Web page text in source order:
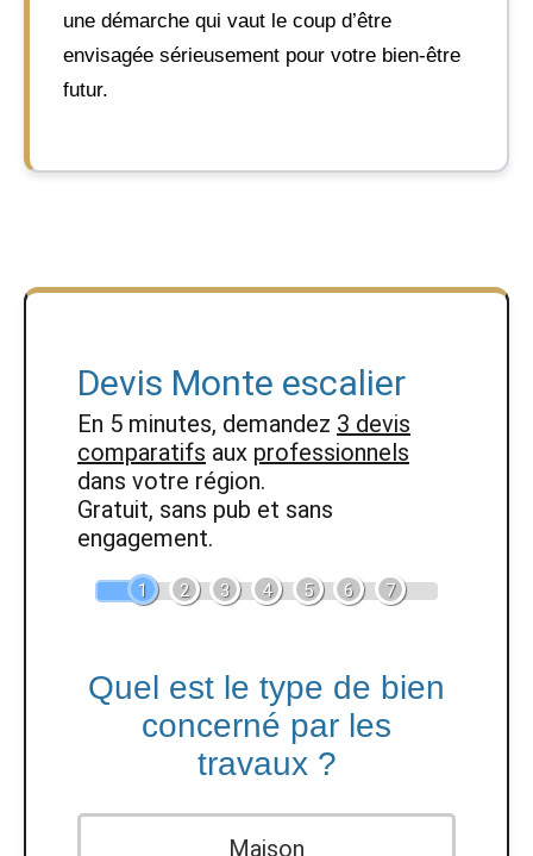
une démarche qui vaut le coup d’être
envisagée sérieusement pour votre bien-être
futur.
Devis Monte escalier
En 5 minutes, demandez 3 devis
comparatifs aux professionnels
dans votre région.
Gratuit, sans pub et sans
engagement.
1 2 3 4 5 6 7
Quel est le type de bien
concerné par les
travaux ?
Maison